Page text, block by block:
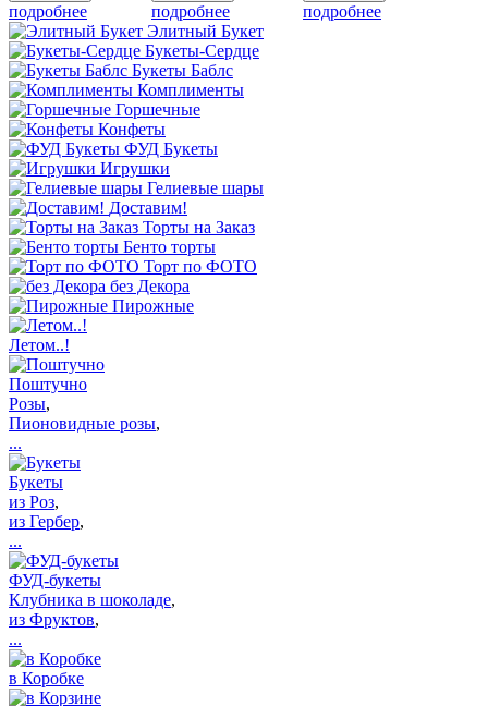
подробнее подробнее подробнее
Элитный Букет
Букеты-Сердце
Букеты Баблс
Комплименты
Горшечные
Конфеты
ФУД Букеты
Игрушки
Гелиевые шары
Доставим!
Торты на Заказ
Бенто торты
Торт по ФОТО
без Декора
Пирожные
Летом..!
Поштучно
Розы,
Пионовидные розы,
...
Букеты
из Роз,
из Гербер,
...
ФУД-букеты
Клубника в шоколаде,
из Фруктов,
...
в Коробке